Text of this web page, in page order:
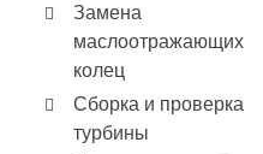
Замена
маслоотражающих
колец
Сборка и проверка
турбины